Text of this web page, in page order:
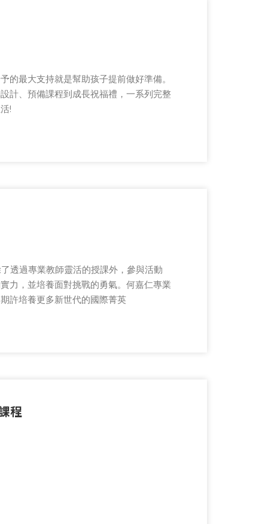
的最大支持就是幫助孩子提前做好準備。
計、預備課程到成長祝福禮，一系列完整
!
透過專業教師靈活的授課外，參與活動
力，並培養面對挑戰的勇氣。何嘉仁專業
許培養更多新世代的國際菁英
程